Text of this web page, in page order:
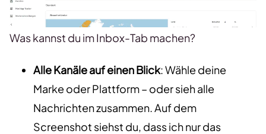
Was kannst du im Inbox-Tab machen?
Alle Kanäle auf einen Blick: Wähle deine
Marke oder Plattform – oder sieh alle
Nachrichten zusammen. Auf dem
Screenshot siehst du, dass ich nur das